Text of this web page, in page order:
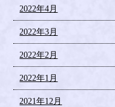
2022年4月
2022年3月
2022年2月
2022年1月
2021年12月